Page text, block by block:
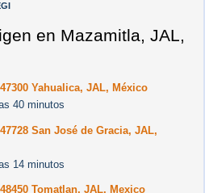
en Mazamitla, JAL,
Yahualica, JAL, México
40 minutos
San José de Gracia, JAL,
14 minutos
Tomatlan, JAL, Mexico